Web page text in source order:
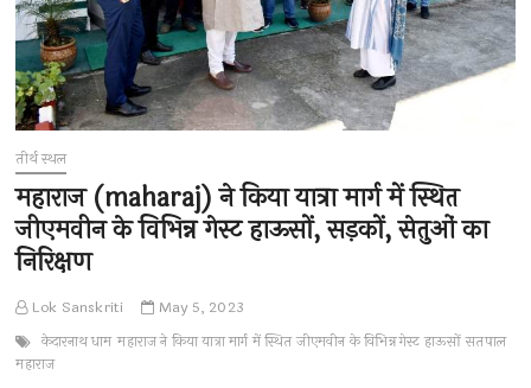
तीर्थ स्थल
महाराज (maharaj) ने किया यात्रा मार्ग में स्थित
जीएमवीन के विभिन्न गेस्ट हाऊसों, सड़कों, सेतुओं का
निरिक्षण
Lok Sanskriti
May 5, 2023
केदारनाथ धाम महाराज ने किया यात्रा मार्ग में स्थित जीएमवीन के विभिन्न गेस्ट हाऊसों सतपाल
महाराज